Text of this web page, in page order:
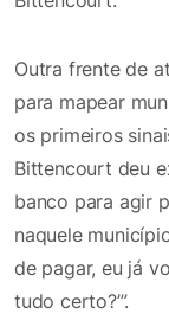
Outra frente de
para mapear
os primeiros
Bittencourt deu
banco para agir
naquele
de pagar, eu já
tudo certo?’”.